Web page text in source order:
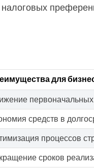
для
средств в
процессов
сроков